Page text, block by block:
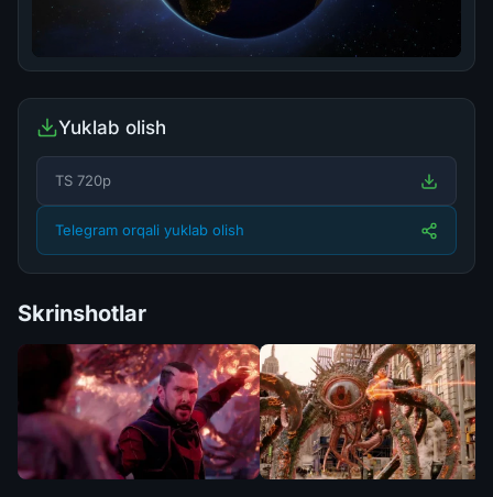
Yuklab olish
TS 720p
Telegram orqali yuklab olish
Skrinshotlar